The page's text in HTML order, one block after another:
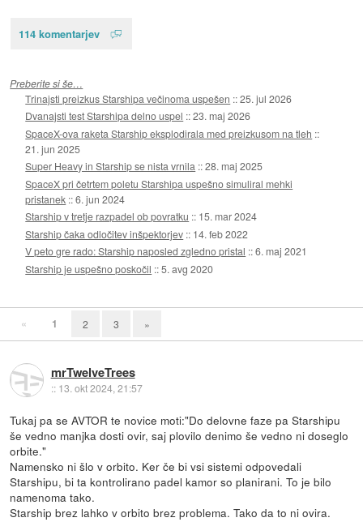
114 komentarjev
Preberite si še…
Trinajsti preizkus Starshipa večinoma uspešen ::25. jul 2026
Dvanajsti test Starshipa delno uspel ::23. maj 2026
SpaceX-ova raketa Starship eksplodirala med preizkusom na tleh ::
21. jun 2025
Super Heavy in Starship se nista vrnila ::28. maj 2025
SpaceX pri četrtem poletu Starshipa uspešno simuliral mehki
pristanek ::6. jun 2024
Starship v tretje razpadel ob povratku :: 15. mar 2024
Starship čaka odločitev inšpektorjev :: 14. feb 2022
V peto gre rado: Starship naposled zgledno pristal ::6. maj 2021
Starship je uspešno poskočil ::5. avg 2020
« 1 2 3 »
mrTwelveTrees
:: 13. okt 2024, 21:57
Tukaj pa se AVTOR te novice moti:"Do delovne faze pa Starshipu
še vedno manjka dosti ovir, saj plovilo denimo še vedno ni doseglo
orbite."
Namensko ni šlo v orbito. Ker če bi vsi sistemi odpovedali
Starshipu, bi ta kontrolirano padel kamor so planirani. To je bilo
namenoma tako.
Starship brez lahko v orbito brez problema. Tako da to ni ovira.